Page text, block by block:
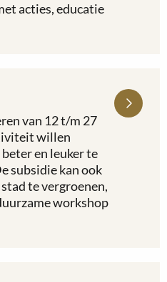
acties, educatie
van 12 t/m 27
willen
en leuker te
subsidie kan ook
te vergroenen,
workshop